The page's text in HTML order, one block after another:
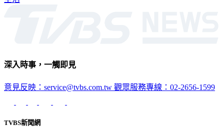
深入時事，一觸即見
意見反映：service@tvbs.com.tw 觀眾服務專線：02-2656-1599
TVBS新聞網